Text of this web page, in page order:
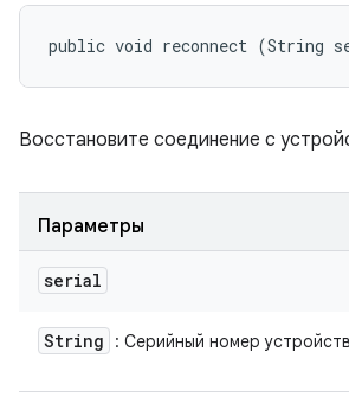
public void reconnect (String
Восстановите соединение с
Параметры
serial
String : Серийный номер